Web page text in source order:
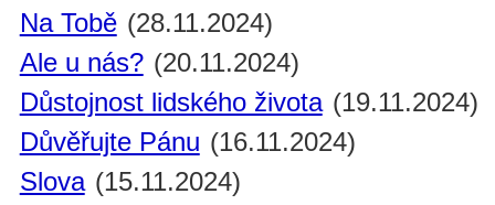
Na Tobě (28.11.2024)
Ale u nás? (20.11.2024)
Důstojnost lidského života (19.11.2024)
Důvěřujte Pánu (16.11.2024)
Slova (15.11.2024)